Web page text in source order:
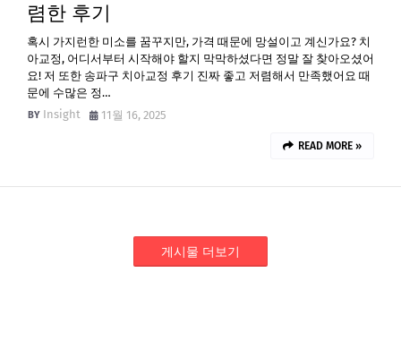
렴한 후기
혹시 가지런한 미소를 꿈꾸지만, 가격 때문에 망설이고 계신가요? 치
아교정, 어디서부터 시작해야 할지 막막하셨다면 정말 잘 찾아오셨어
요! 저 또한 송파구 치아교정 후기 진짜 좋고 저렴해서 만족했어요 때
문에 수많은 정…
Insight
11월 16, 2025
READ MORE »
게시물 더보기